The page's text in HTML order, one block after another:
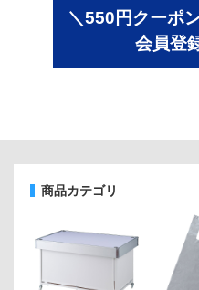
＼550円クーポ
会員登
商品カテゴリ